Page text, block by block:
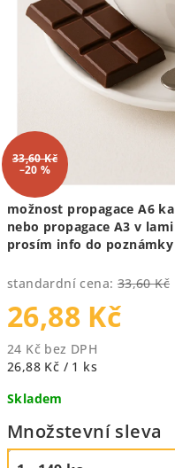
možnost propagace A6
nebo propagace A3 v
prosím info do
standardní cena: 33,60 Kč
26,88 Kč
24 Kč bez DPH
Měrná
26,88 Kč / 1 ks
Skladem
Množstevní sleva
33,60 Kč
–20 %